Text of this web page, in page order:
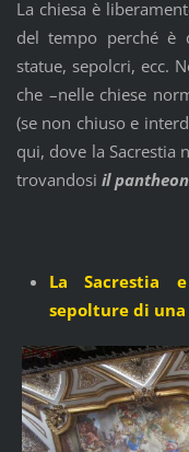
La chiesa è
del tempo perché è
statue, sepolcri, ecc.
che –nelle chiese
(se non chiuso e
qui, dove la Sacrestia
trovandosi il pantheon
La Sacrestia
sepolture di